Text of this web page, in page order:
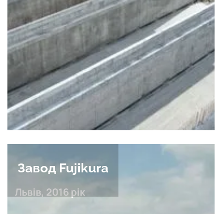
Завод Fujikura
Львів, 2016 рік